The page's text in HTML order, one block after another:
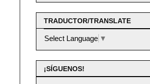
TRADUCTOR/TRANSLATE
Select Language ▼
¡SÍGUENOS!